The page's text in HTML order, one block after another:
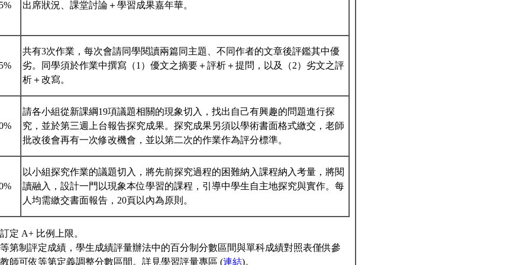
出席狀況、課堂討論＋學習成果嘉年華。
共有3次作業，每次會請同學閱讀兩篇同主題、不同作者的文章後評鑑其中優
劣。同學須於作業中撰寫（1）優文之摘要＋評析＋提問，以及（2）劣文之評
析＋改寫。
請各小組從新課綱19項議題相關的現象切入，找出自己有興趣的問題進行探
究，並於第三週上台報告探究成果。探究成果另須以學術書面格式繳交，老師
批改後會再有一次修改機會，並以第二次的作業作為評分標準。
以小組探究作業的議題切入，將先前探究過程的困難納入課程納入考量，將閱
讀融入，設計一門以現象本位學習的課程，引導中學生自主地探究與實作。每
人均需繳交書面報告，20頁以內為原則。
定 A+ 比例上限。
第制評定成績，學生成績評量辦法中的百分制分數區間與單科成績對照表僅供參
師可依等第定義調整分數區間。詳見學習評量專區 (連結)。